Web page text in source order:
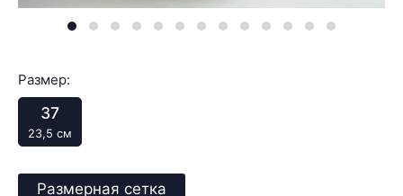
Размер:
37
23,5 см
Размерная сетка